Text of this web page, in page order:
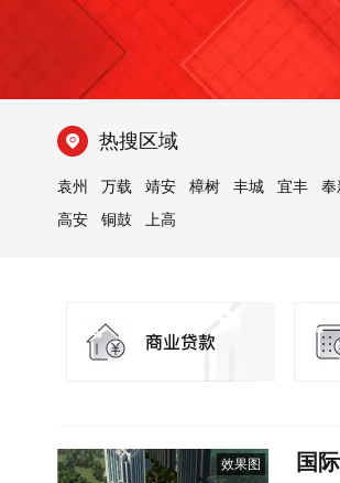
热搜区域
袁州 万载 靖安 樟树 丰城 宜丰
奉
高安
铜鼓 上高
效果图 国